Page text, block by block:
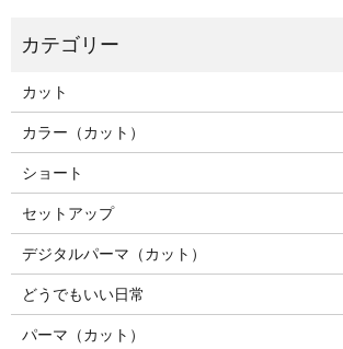
カット
カラー（カット）
ショート
セットアップ
デジタルパーマ（カット）
どうでもいい日常
パーマ（カット）